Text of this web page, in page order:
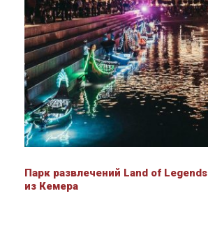
Парк развлечений Land of Legends
из Кемера